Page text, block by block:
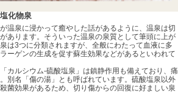
化物泉
温泉に浸かって癒やした話があるように、温泉は切
あります。そういった温泉の泉質として筆頭に上が
は3つに分類されますが、全般にわたって血液に多
ーゲンの生成を促す蘇生効果などがあるといわれて
カルシウム-硫酸塩泉」は鎮静作用も備えており、痛
別名「傷の湯」とも呼ばれています。硫酸塩泉以外
菌効果があるため、切り傷からの回復に好ましい泉